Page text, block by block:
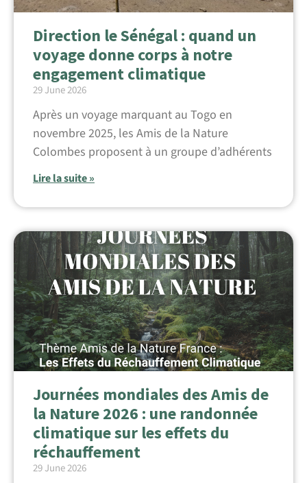
Direction le Sénégal : quand un
voyage donne corps à notre
engagement climatique
29 June 2026
Après un voyage marquant au Togo en
novembre 2025, les Amis de la Nature
Colombes proposent à un groupe d’adhérents
Lire la suite »
Journées mondiales des Amis de
la Nature 2026 : une randonnée
climatique sur les effets du
réchauffement
29 June 2026